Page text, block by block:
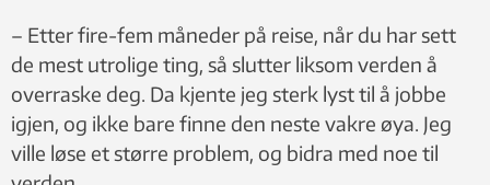
Cairns,
Australia, i 2016. Foto: Privat
– Etter fire-fem måneder på reise, når du har sett
de mest utrolige ting, så slutter liksom verden å
overraske deg. Da kjente jeg sterk lyst til å jobbe
igjen, og ikke bare finne den neste vakre øya. Jeg
ville løse et større problem, og bidra med noe til